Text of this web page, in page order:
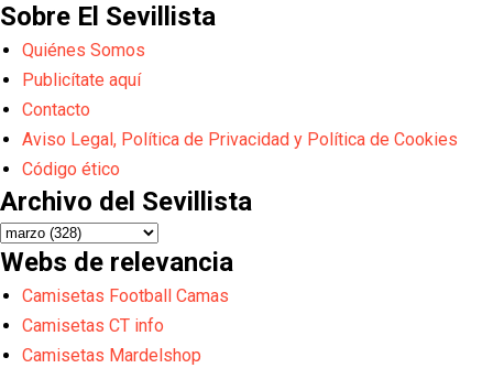
Sobre El Sevillista
Quiénes Somos
Publicítate aquí
Contacto
Aviso Legal, Política de Privacidad y Política de Cookies
Código ético
Archivo del Sevillista
Webs de relevancia
Camisetas Football Camas
Camisetas CT info
Camisetas Mardelshop